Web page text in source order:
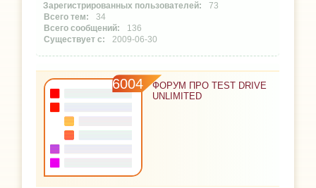
73
34
136
2009-06-30
6004
ФОРУМ ПРО TEST DRIVE
UNLIMITED